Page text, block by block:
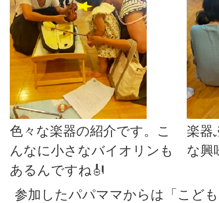
色々な楽器の紹介です。こ
んなに小さなバイオリンも
あるんですね🎻
楽器
な興
参加したパパママからは「こど